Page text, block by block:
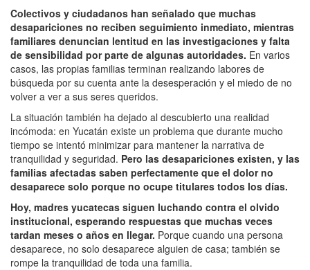
Colectivos y ciudadanos han señalado que muchas
desapariciones no reciben seguimiento inmediato, mientras
familiares denuncian lentitud en las investigaciones y falta
de sensibilidad por parte de algunas autoridades. En varios
casos, las propias familias terminan realizando labores de
búsqueda por su cuenta ante la desesperación y el miedo de no
volver a ver a sus seres queridos.
La situación también ha dejado al descubierto una realidad
incómoda: en Yucatán existe un problema que durante mucho
tiempo se intentó minimizar para mantener la narrativa de
tranquilidad y seguridad. Pero las desapariciones existen, y las
familias afectadas saben perfectamente que el dolor no
desaparece solo porque no ocupe titulares todos los días.
Hoy, madres yucatecas siguen luchando contra el olvido
institucional, esperando respuestas que muchas veces
tardan meses o años en llegar. Porque cuando una persona
desaparece, no solo desaparece alguien de casa; también se
rompe la tranquilidad de toda una familia.